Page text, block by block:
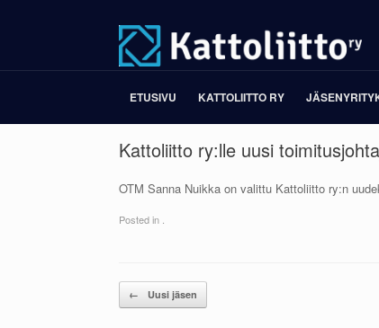
ETUSIVU KATTOLIITTO RY
Kattoliitto ry:lle uusi
OTM Sanna Nuikka on valittu Kattoliitto ry:n
Posted in .
Post navigation
← Uusi jäsen